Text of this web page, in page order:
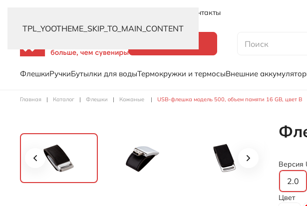
TPL_YOOTHEME_SKIP_TO_MAIN_CONTENT
Контакты
ФлешкиРучкиБутылки для водыТермокружки и термосыВнешние
Главная Каталог Флешки Кожаные USB-флешка модель 500, объем памяти 16 GB, цвет B
Версия
2.0
Цвет